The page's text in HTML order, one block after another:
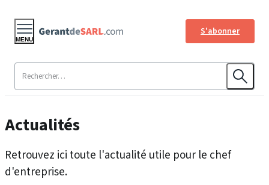
S'abonner
MENU
Actualités
Retrouvez ici toute l'actualité utile pour le chef
d'entreprise.